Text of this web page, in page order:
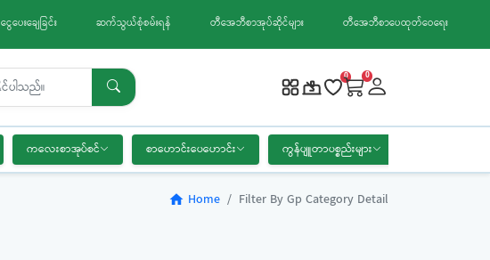
ငွေပေးချေခြင်း ဆက်သွယ်စုံစမ်းရန် တီအေဘီစာအုပ်ဆိုင်များ တီအေဘီစာပေထုတ်ဝေရေး
0 0
ကလေးစာအုပ်စင် စာဟောင်းပေဟောင်း ကွန်ပျူတာပစ္စည်းများ
home Home Filter By Gp Category Detail